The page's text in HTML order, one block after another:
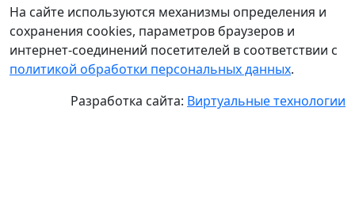
На сайте используются механизмы определения и
сохранения cookies, параметров браузеров и
интернет-соединений посетителей в соответствии с
политикой обработки персональных данных.
Разработка сайта: Виртуальные технологии